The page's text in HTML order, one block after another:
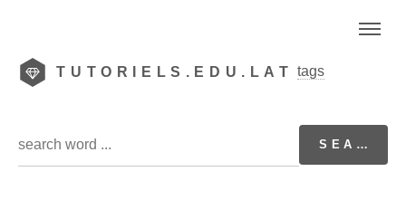
TUTORIELS.EDU.LAT tags